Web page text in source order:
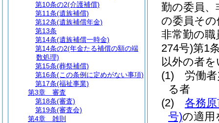
勤の委員、
の委員そ
非常勤の職
274号)第1
以外の者
(1)
労働
る者
(2)
各務
号)の適用
第10条の2(介護補償)
第11条(遺族補償)
第12条(遺族補償年金)
第13条
第14条(遺族補償一時金)
第14条の2(年金たる補償の額の端
数処理)
第15条(葬祭補償)
第16条(この条例に定めがない事項)
第17条(福祉事業)
第3章
審査
第18条(審査)
第19条(審査会)
第4章
雑則